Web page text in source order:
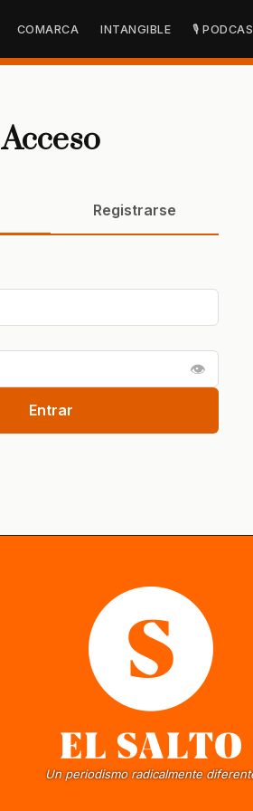
COMARCA INTANGIBLE 🎙
Acceso
Registrarse
👁
Entrar
Un periodismo radicalmente